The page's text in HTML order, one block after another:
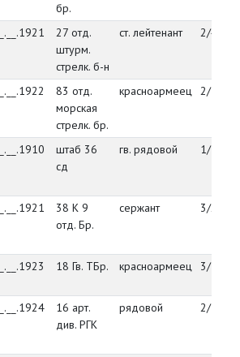
бр.
__.__.1921
27 отд.
штурм.
стрелк. б-н
ст. лейтенант 2/4/45
__.__.1922
83 отд.
морская
стрелк. бр.
красноармеец 2/3/45
__.__.1910
штаб 36
сд
гв. рядовой 1/12/45
__.__.1921
38 К 9
отд. Бр.
сержант 3/23/45
__.__.1923 18 Гв. ТБр. красноармеец 3/7/45
__.__.1924
16 арт.
див. РГК
рядовой 2/5/45